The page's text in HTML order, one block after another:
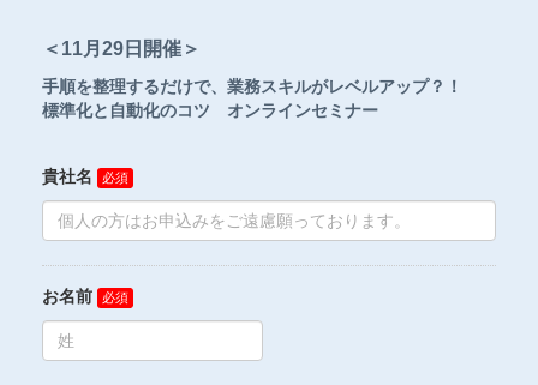
＜11月29日開催＞
手順を整理するだけで、業務スキルがレベルアップ？！
標準化と自動化のコツ​​​​​​​ オンラインセミナー
貴社名
お名前